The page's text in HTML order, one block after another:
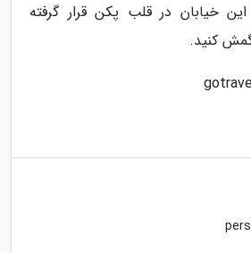
این خیابان در قلب پکن قرار گرفته
گمش کنید.